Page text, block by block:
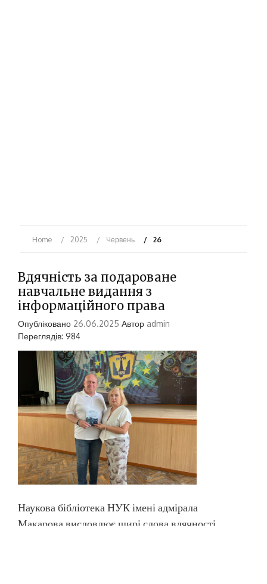
Home 2025 Червень 26
Вдячність за подароване
навчальне видання з
інформаційного права
Опубліковано 26.06.2025 Автор admin
Переглядів: 984
Наукова бібліотека НУК імені адмірала
Макарова висловлює щирі слова вдячності